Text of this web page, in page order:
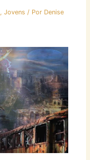
,Jovens / Por Denise